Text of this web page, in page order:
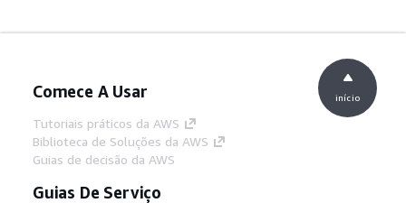
Comece A Usar
Tutoriais práticos da AWS
Biblioteca de Soluções da AWS
Guias de decisão da AWS
Guias De Serviço
início